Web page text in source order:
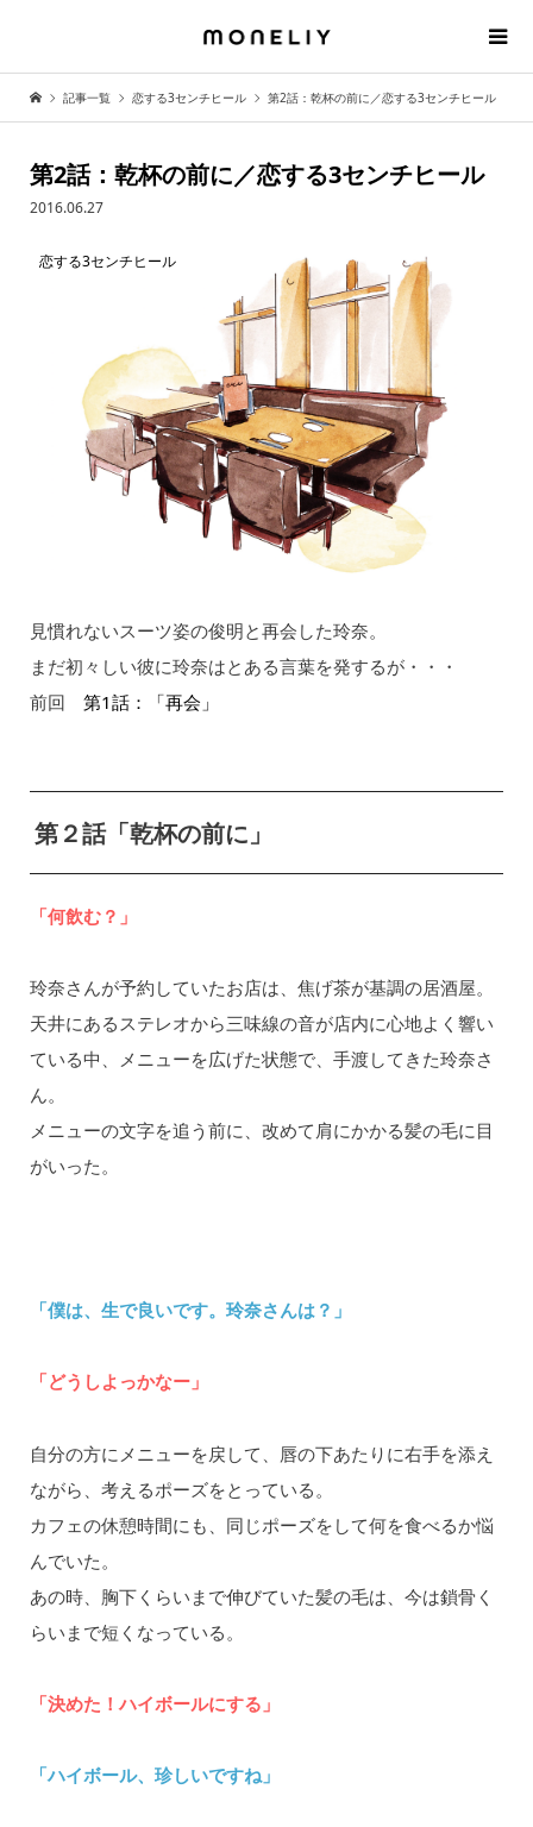
記事一覧 恋する3センチヒール 第2話：乾杯の前に／恋する3センチヒール
第2話：乾杯の前に／恋する3センチヒール
2016.06.27
恋する3センチヒール
見慣れないスーツ姿の俊明と再会した玲奈。
まだ初々しい彼に玲奈はとある言葉を発するが・・・
前回 第1話：「再会」
第２話「乾杯の前に」
「何飲む？」
玲奈さんが予約していたお店は、焦げ茶が基調の居酒屋。
天井にあるステレオから三味線の音が店内に心地よく響い
ている中、メニューを広げた状態で、手渡してきた玲奈さ
ん。
メニューの文字を追う前に、改めて肩にかかる髪の毛に目
がいった。
「僕は、生で良いです。玲奈さんは？」
「どうしよっかなー」
自分の方にメニューを戻して、唇の下あたりに右手を添え
ながら、考えるポーズをとっている。
カフェの休憩時間にも、同じポーズをして何を食べるか悩
んでいた。
あの時、胸下くらいまで伸びていた髪の毛は、今は鎖骨く
らいまで短くなっている。
「決めた！ハイボールにする」
「ハイボール、珍しいですね」